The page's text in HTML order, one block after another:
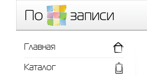
Главная
Каталог